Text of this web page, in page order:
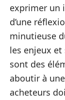
exprimer un
d’une
minutieuse
les enjeux
sont des
aboutir à
acheteurs